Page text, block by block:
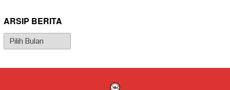
ARSIP BERITA
Arsip
Berita